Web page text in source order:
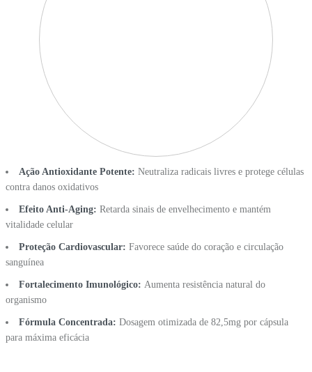
Ação Antioxidante Potente: Neutraliza radicais livres e protege células
contra danos oxidativos
Efeito Anti-Aging: Retarda sinais de envelhecimento e mantém
vitalidade celular
Proteção Cardiovascular: Favorece saúde do coração e circulação
sanguínea
Fortalecimento Imunológico: Aumenta resistência natural do
organismo
Fórmula Concentrada: Dosagem otimizada de 82,5mg por cápsula
para máxima eficácia